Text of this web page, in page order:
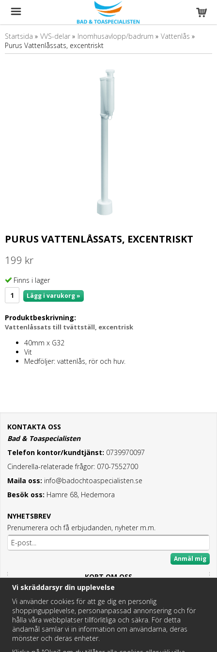
Startsida » VVS-delar » Inomhusavlopp/badrum » Vattenlås »
Purus Vattenlåssats, excentriskt
PURUS VATTENLÅSSATS, EXCENTRISKT
199 kr
Finns i lager
Lägg i varukorg »
Produktbeskrivning:
Vattenlåssats till tvättställ, excentrisk
40mm x G32
Vit
Medföljer: vattenlås, rör och huv.
KONTAKTA OSS
Bad & Toaspecialisten
Telefon kontor/kundtjänst: 0739970097
Cinderella-relaterade frågor: 070-7552700
Maila oss: info@badochtoaspecialisten.se
Besök oss: Hamre 68, Hedemora
NYHETSBREV
Prenumerera och få erbjudanden, nyheter m.m.
Anmäl mig
KORT OM OSS
Här hittar du det bästa och mesta inom Badrum,
Fritidstoaletter och VVS.
Butik i Hedemora.
Vi hjälper dig hitta rätt reservdel!
Vi skräddarsyr din upplevelse
Vi använder cookies för att ge dig en personlig
shoppingupplevelse, personanpassad annonsering och för
hålla våra webbplatser tillförlitliga och säkra. För detta
ändamål samlar vi in information om användarna, deras
mönster och deras enheter.